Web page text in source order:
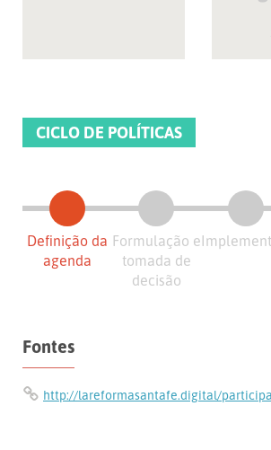
CICLO DE POLÍTICAS
Definição da
agenda
Formulação e
tomada de
decisão
Fontes
http://lareformasantafe.digital/